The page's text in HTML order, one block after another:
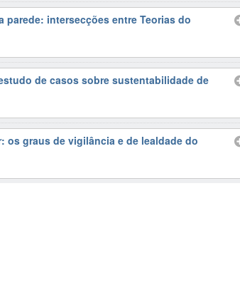
parede: intersecções entre Teorias do
de casos sobre sustentabilidade de
os graus de vigilância e de lealdade do